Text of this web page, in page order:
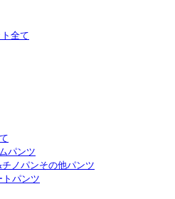
全て
パンツ
ノパンその他パンツ
トパンツ